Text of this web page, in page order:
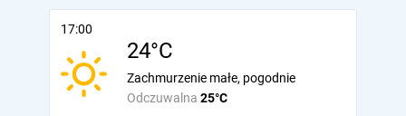
17:00
24°C
Odczuwalna 25°C
Zachmurzenie małe, pogodnie